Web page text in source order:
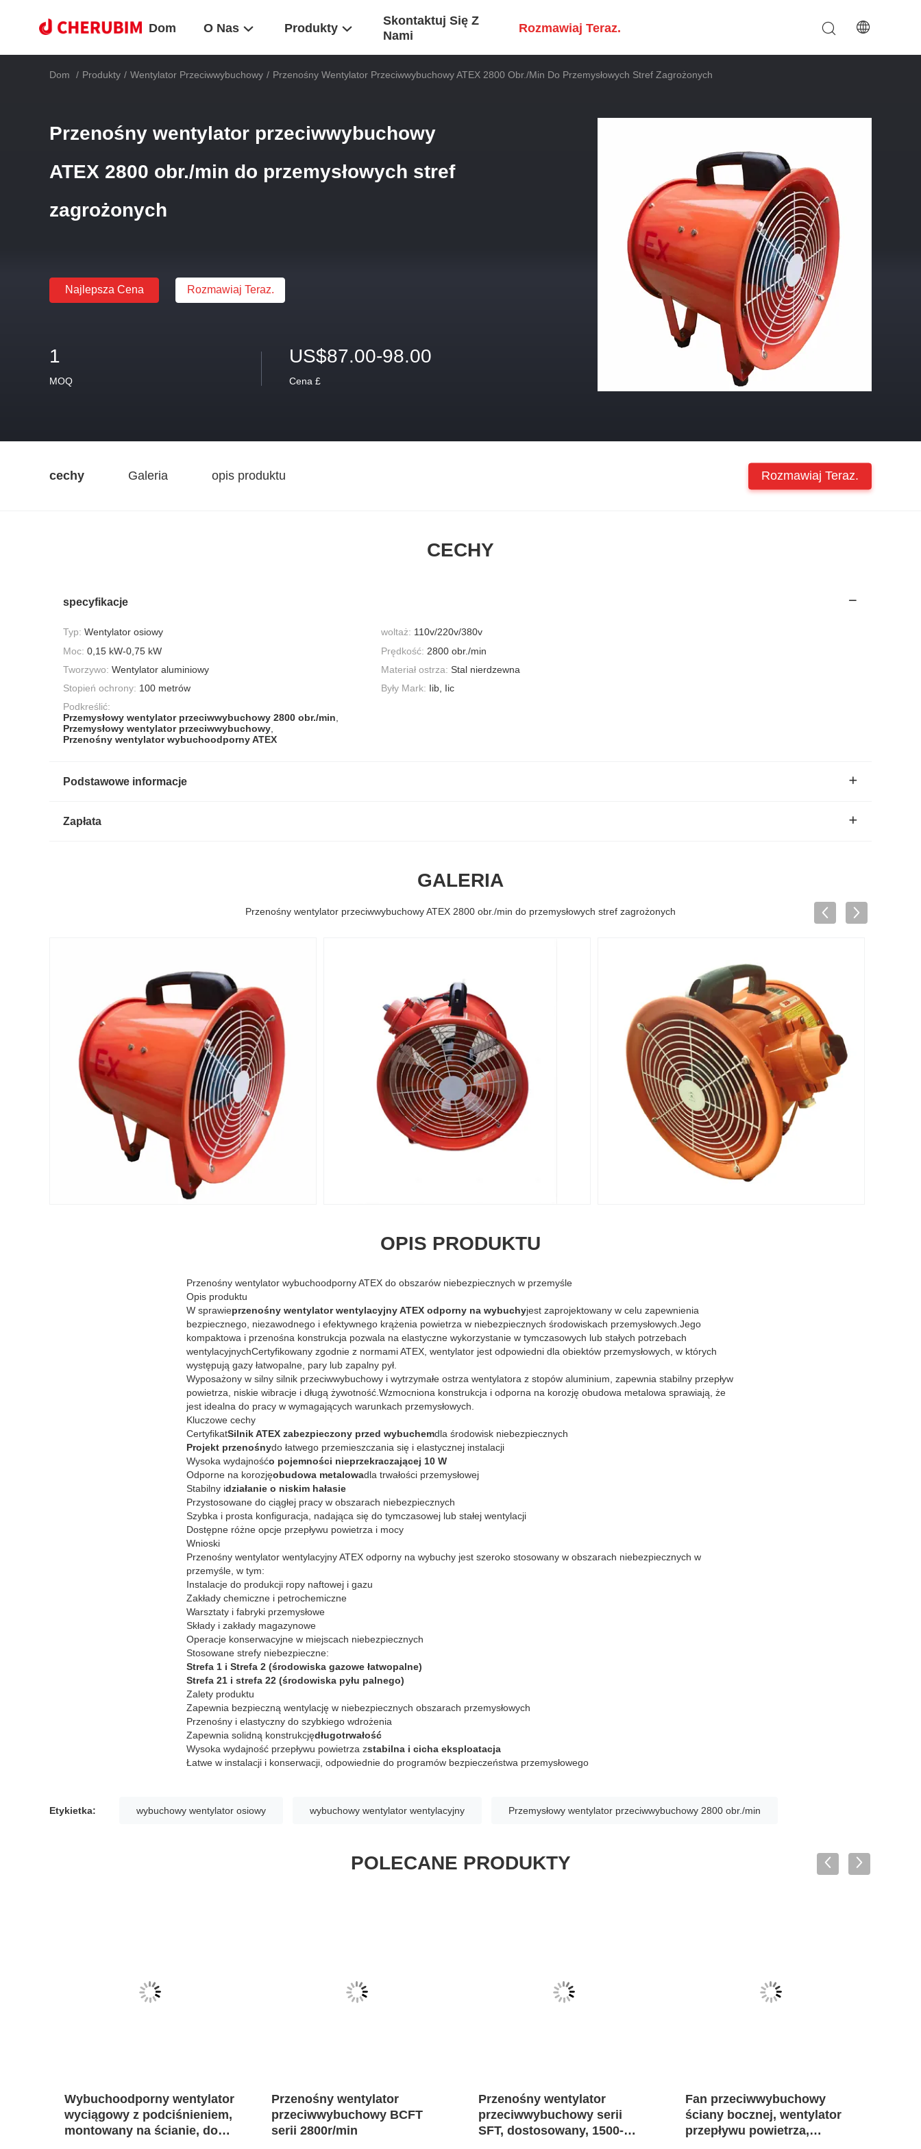
Dom O Nas Produkty
Skontaktuj Się Z
Nami
Rozmawiaj Teraz.
Dom / Produkty / Wentylator Przeciwwybuchowy / Przenośny Wentylator Przeciwwybuchowy ATEX 2800 Obr./min Do Przemysłowych Stref Zagrożonych
Przenośny wentylator przeciwwybuchowy
ATEX 2800 obr./min do przemysłowych stref
zagrożonych
Najlepsza Cena Rozmawiaj Teraz.
1
MOQ
US$87.00-98.00
Cena £
cechy Galeria opis produktu Rozmawiaj Teraz.
CECHY
specyfikacje
Typ: Wentylator osiowy woltaż: 110v/220v/380v
Moc: 0,15 kW-0,75 kW Prędkość: 2800 obr./min
Tworzywo: Wentylator aluminiowy Materiał ostrza: Stal nierdzewna
Stopień ochrony: 100 metrów Były Mark: Iib, Iic
Podkreślić:
Przemysłowy wentylator przeciwwybuchowy 2800 obr./min,
Przemysłowy wentylator przeciwwybuchowy,
Przenośny wentylator wybuchoodporny ATEX
Podstawowe informacje
Zapłata
GALERIA
Przenośny wentylator przeciwwybuchowy ATEX 2800 obr./min do przemysłowych stref zagrożonych
OPIS PRODUKTU
Przenośny wentylator wybuchoodporny ATEX do obszarów niebezpiecznych w przemyśle
Opis produktu
W sprawieprzenośny wentylator wentylacyjny ATEX odporny na wybuchyjest zaprojektowany w celu zapewnienia
bezpiecznego, niezawodnego i efektywnego krążenia powietrza w niebezpiecznych środowiskach przemysłowych.Jego
kompaktowa i przenośna konstrukcja pozwala na elastyczne wykorzystanie w tymczasowych lub stałych potrzebach
wentylacyjnychCertyfikowany zgodnie z normami ATEX, wentylator jest odpowiedni dla obiektów przemysłowych, w których
występują gazy łatwopalne, pary lub zapalny pył.
Wyposażony w silny silnik przeciwwybuchowy i wytrzymałe ostrza wentylatora z stopów aluminium, zapewnia stabilny przepływ
powietrza, niskie wibracje i długą żywotność.Wzmocniona konstrukcja i odporna na korozję obudowa metalowa sprawiają, że
jest idealna do pracy w wymagających warunkach przemysłowych.
Kluczowe cechy
CertyfikatSilnik ATEX zabezpieczony przed wybuchemdla środowisk niebezpiecznych
Projekt przenośnydo łatwego przemieszczania się i elastycznej instalacji
Wysoka wydajnośćo pojemności nieprzekraczającej 10 W
Odporne na korozjęobudowa metalowadla trwałości przemysłowej
Stabilny idziałanie o niskim hałasie
Przystosowane do ciągłej pracy w obszarach niebezpiecznych
Szybka i prosta konfiguracja, nadająca się do tymczasowej lub stałej wentylacji
Dostępne różne opcje przepływu powietrza i mocy
Wnioski
Przenośny wentylator wentylacyjny ATEX odporny na wybuchy jest szeroko stosowany w obszarach niebezpiecznych w
przemyśle, w tym:
Instalacje do produkcji ropy naftowej i gazu
Zakłady chemiczne i petrochemiczne
Warsztaty i fabryki przemysłowe
Składy i zakłady magazynowe
Operacje konserwacyjne w miejscach niebezpiecznych
Stosowane strefy niebezpieczne:
Strefa 1 i Strefa 2 (środowiska gazowe łatwopalne)
Strefa 21 i strefa 22 (środowiska pyłu palnego)
Zalety produktu
Zapewnia bezpieczną wentylację w niebezpiecznych obszarach przemysłowych
Przenośny i elastyczny do szybkiego wdrożenia
Zapewnia solidną konstrukcjędługotrwałość
Wysoka wydajność przepływu powietrza zstabilna i cicha eksploatacja
Łatwe w instalacji i konserwacji, odpowiednie do programów bezpieczeństwa przemysłowego
Etykietka: wybuchowy wentylator osiowy wybuchowy wentylator wentylacyjny Przemysłowy wentylator przeciwwybuchowy 2800 obr./min
POLECANE PRODUKTY
Wybuchoodporny wentylator
wyciągowy z podciśnieniem,
montowany na ścianie, do
Przenośny wentylator
przeciwwybuchowy BCFT
serii 2800r/min
Przenośny wentylator
przeciwwybuchowy serii
SFT, dostosowany, 1500-
Fan przeciwwybuchowy
ściany bocznej, wentylator
przepływu powietrza,